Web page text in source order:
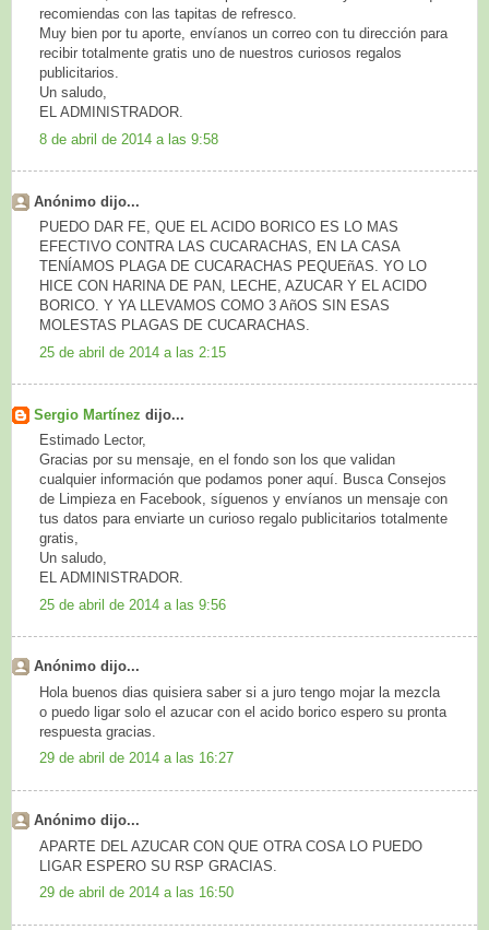
recomiendas con las tapitas de refresco.
Muy bien por tu aporte, envíanos un correo con tu dirección para
recibir totalmente gratis uno de nuestros curiosos regalos
publicitarios.
Un saludo,
EL ADMINISTRADOR.
8 de abril de 2014 a las 9:58
Anónimo dijo...
PUEDO DAR FE, QUE EL ACIDO BORICO ES LO MAS
EFECTIVO CONTRA LAS CUCARACHAS, EN LA CASA
TENÍAMOS PLAGA DE CUCARACHAS PEQUEñAS. YO LO
HICE CON HARINA DE PAN, LECHE, AZUCAR Y EL ACIDO
BORICO. Y YA LLEVAMOS COMO 3 AñOS SIN ESAS
MOLESTAS PLAGAS DE CUCARACHAS.
25 de abril de 2014 a las 2:15
Sergio Martínez dijo...
Estimado Lector,
Gracias por su mensaje, en el fondo son los que validan
cualquier información que podamos poner aquí. Busca Consejos
de Limpieza en Facebook, síguenos y envíanos un mensaje con
tus datos para enviarte un curioso regalo publicitarios totalmente
gratis,
Un saludo,
EL ADMINISTRADOR.
25 de abril de 2014 a las 9:56
Anónimo dijo...
Hola buenos dias quisiera saber si a juro tengo mojar la mezcla
o puedo ligar solo el azucar con el acido borico espero su pronta
respuesta gracias.
29 de abril de 2014 a las 16:27
Anónimo dijo...
APARTE DEL AZUCAR CON QUE OTRA COSA LO PUEDO
LIGAR ESPERO SU RSP GRACIAS.
29 de abril de 2014 a las 16:50